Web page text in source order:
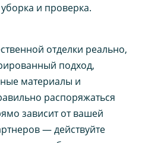
и проверка.
отделки реально,
подход,
материалы и
распоряжаться
зависит от вашей
— действуйте